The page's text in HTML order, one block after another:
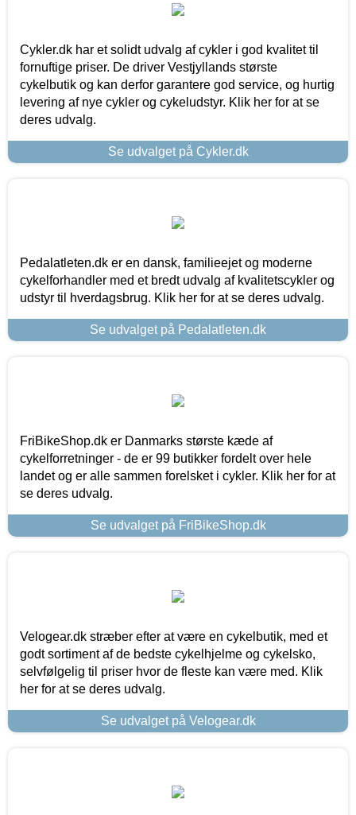
Cykler.dk har et solidt udvalg af cykler i god kvalitet til
fornuftige priser. De driver Vestjyllands største
cykelbutik og kan derfor garantere god service, og hurtig
levering af nye cykler og cykeludstyr. Klik her for at se
deres udvalg.
Se udvalget på Cykler.dk
Pedalatleten.dk er en dansk, familieejet og moderne
cykelforhandler med et bredt udvalg af kvalitetscykler og
udstyr til hverdagsbrug. Klik her for at se deres udvalg.
Se udvalget på Pedalatleten.dk
FriBikeShop.dk er Danmarks største kæde af
cykelforretninger - de er 99 butikker fordelt over hele
landet og er alle sammen forelsket i cykler. Klik her for at
se deres udvalg.
Se udvalget på FriBikeShop.dk
Velogear.dk stræber efter at være en cykelbutik, med et
godt sortiment af de bedste cykelhjelme og cykelsko,
selvfølgelig til priser hvor de fleste kan være med. Klik
her for at se deres udvalg.
Se udvalget på Velogear.dk